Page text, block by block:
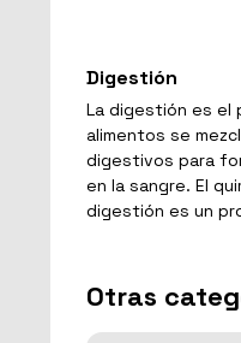
Digestión
La digestión es el
alimentos se
digestivos para
en la sangre. El
digestión es un
Otras